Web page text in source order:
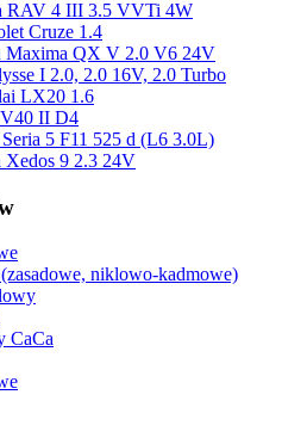
RAV 4 III 3.5 VVTi 4W
Cruze 1.4
Maxima QX V 2.0 V6 24V
I 2.0, 2.0 16V, 2.0 Turbo
LX20 1.6
II D4
5 F11 525 d (L6 3.0L)
Xedos 9 2.3 24V
niklowo-kadmowe)
CaCa